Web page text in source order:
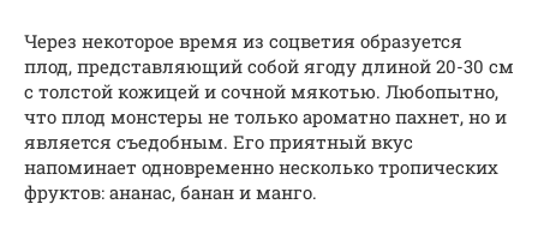
Через некоторое время из соцветия образуется
плод, представляющий собой ягоду длиной 20-30 см
с толстой кожицей и сочной мякотью. Любопытно,
что плод монстеры не только ароматно пахнет, но и
является съедобным. Его приятный вкус
напоминает одновременно несколько тропических
фруктов: ананас, банан и манго.